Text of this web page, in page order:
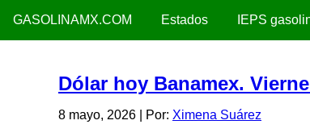
GASOLINAMX.COM Estados IEPS
Dólar hoy Banamex.
8 mayo, 2026 | Por: Ximena Suárez